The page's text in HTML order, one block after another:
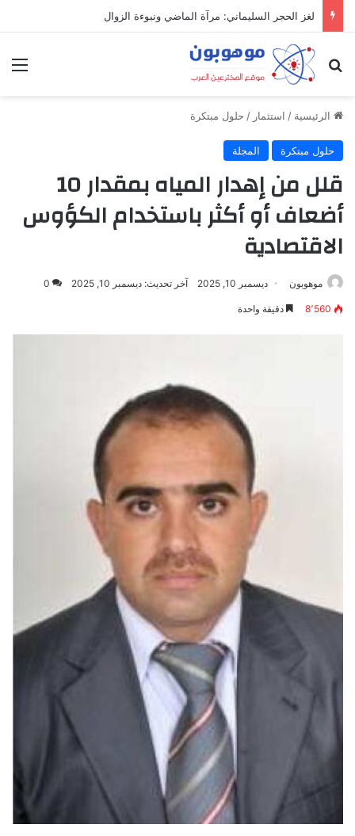
لغز الحجر السليماني: مرآة الماضي ونبوءة الزوال
بحث عن
الرئيسية / استثمار / حلول مبتكرة
حلول مبتكرة المجلة
قلل من إهدار المياه بمقدار 10
أضعاف أو أكثر باستخدام الكؤوس
الاقتصادية
موهوبون ديسمبر 10, 2025 آخر تحديث: ديسمبر 10, 2025 0
8٬560 دقيقة واحدة